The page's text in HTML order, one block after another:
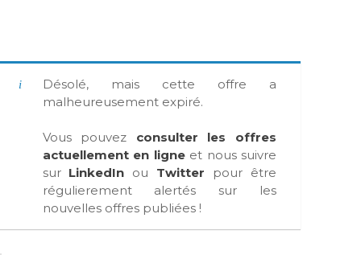
Désolé, mais cette offre a
malheureusement expiré.
Vous pouvez consulter les offres
actuellement en ligneet nous suivre
sur LinkedIn ou Twitter pour être
régulierement alertés sur les
nouvelles offres publiées !